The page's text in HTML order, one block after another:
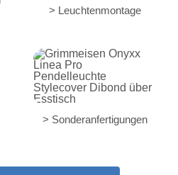
> Leuchtenmontage
> Sonderanfertigungen